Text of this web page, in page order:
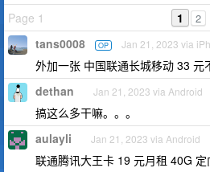
Page 1
1 2
tans0008 OP Jan 21, 2023 via
外加一张 中国联通长城移动 33
dethan Jan 21, 2023 via Android
搞这么多干嘛。。。
aulayli Jan 21, 2023 via Android
联通腾讯大王卡 19 元月租 40G